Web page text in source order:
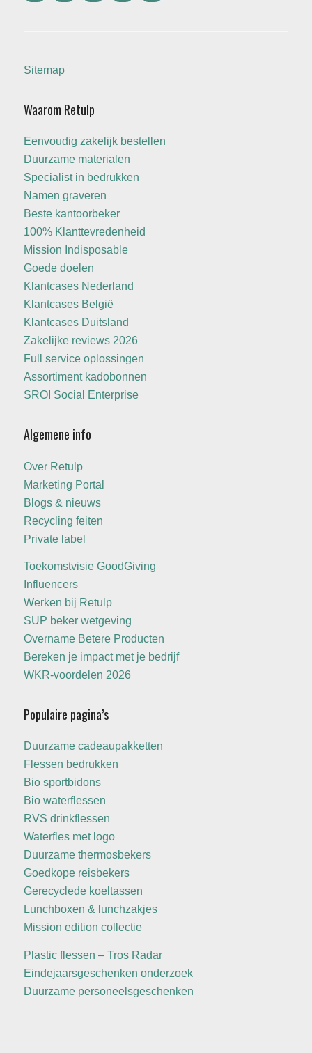
Sitemap
Waarom Retulp
Eenvoudig zakelijk bestellen
Duurzame materialen
Specialist in bedrukken
Namen graveren
Beste kantoorbeker
100% Klanttevredenheid
Mission Indisposable
Goede doelen
Klantcases Nederland
Klantcases België
Klantcases Duitsland
Zakelijke reviews 2026
Full service oplossingen
Assortiment kadobonnen
SROI Social Enterprise
Algemene info
Over Retulp
Marketing Portal
Blogs & nieuws
Recycling feiten
Private label
Toekomstvisie GoodGiving
Influencers
Werken bij Retulp
SUP beker wetgeving
Overname Betere Producten
Bereken je impact met je bedrijf
WKR-voordelen 2026
Populaire pagina’s
Duurzame cadeaupakketten
Flessen bedrukken
Bio sportbidons
Bio waterflessen
RVS drinkflessen
Waterfles met logo
Duurzame thermosbekers
Goedkope reisbekers
Gerecyclede koeltassen
Lunchboxen & lunchzakjes
Mission edition collectie
Plastic flessen – Tros Radar
Eindejaarsgeschenken onderzoek
Duurzame personeelsgeschenken